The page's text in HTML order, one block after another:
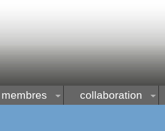
membres collaboration